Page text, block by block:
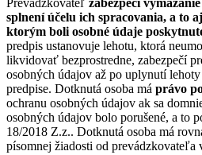
splnení účelu ich spracovania, a to
ktorým boli osobné údaje
predpis ustanovuje lehotu, ktorá
likvidovať bezprostredne, zabezpečí
osobných údajov až po uplynutí
predpise. Dotknutá osoba má právo
ochranu osobných údajov ak sa
osobných údajov bolo porušené, a to
18/2018 Z.z.. Dotknutá osoba má
písomnej žiadosti od